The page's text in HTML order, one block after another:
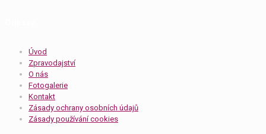
Úvod
Zpravodajství
O nás
Fotogalerie
Kontakt
Zásady ochrany osobních údajů
Zásady používání cookies